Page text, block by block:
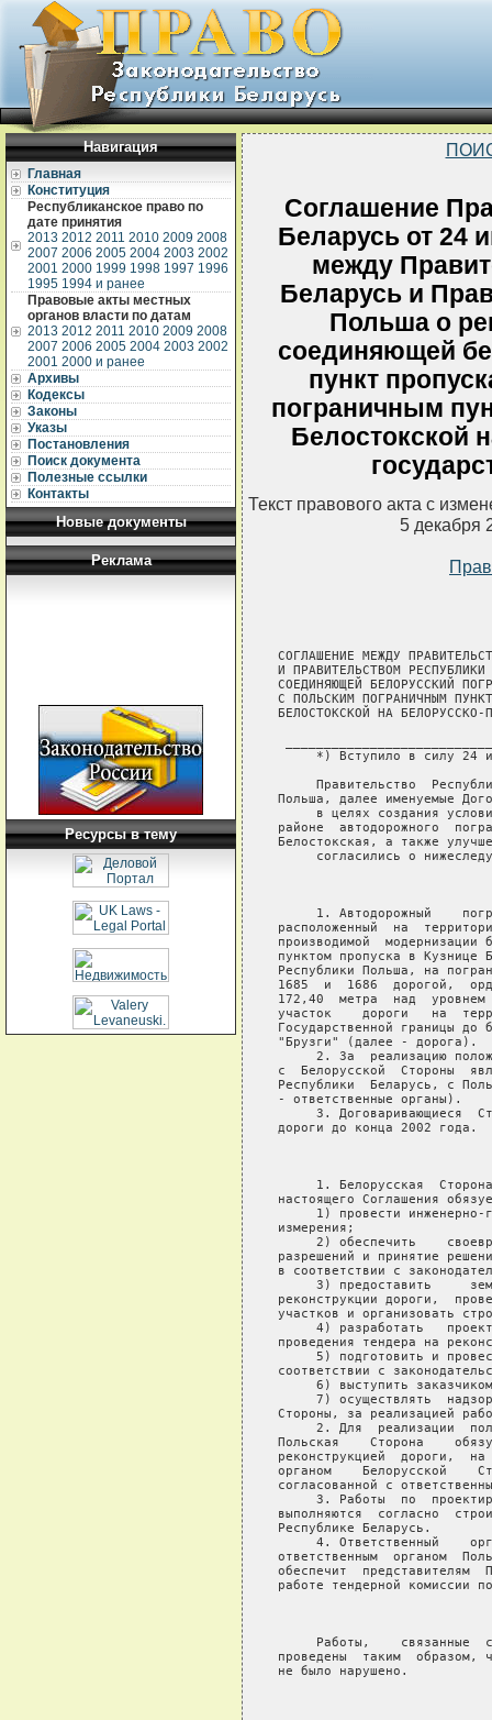
Навигация
Главная
Конституция
Республиканское право по
дате принятия
2013 2012 2011 2010 2009 2008
2007 2006 2005 2004 2003 2002
2001 2000 1999 1998 1997 1996
1995 1994 и ранее
Правовые акты местных
органов власти по датам
2013 2012 2011 2010 2009 2008
2007 2006 2005 2004 2003 2002
2001 2000 и ранее
Архивы
Кодексы
Законы
Указы
Постановления
Поиск документа
Полезные ссылки
Контакты
Новые документы
Реклама
Ресурсы в тему
Соглашение
Беларусь от 24
между
Беларусь и
Польша о
соединяющей
пункт
пограничным
Белостокской
Текст правового акта с
5 декабря
СОГЛАШЕНИЕ МЕЖДУ
И ПРАВИТЕЛЬСТВОМ
СОЕДИНЯЮЩЕЙ БЕЛОРУССКИЙ
С ПОЛЬСКИМ ПОГРАНИЧНЫМ
БЕЛОСТОКСКОЙ НА
*) Вступило в силу 24
Правительство
Польша, далее именуемые
в целях создания
районе  автодорожного
Белостокская, а также
согласились о
1. Автодорожный
расположенный  на
производимой  модернизации
пунктом пропуска в Кузнице
Республики Польша, на
1685  и  1686  дорогой,
172,40  метра  над  уровнем
участок    дороги   на
Государственной границы до
"Брузги" (далее - дорога).
2. За  реализацию
с  Белорусской  Стороны
Республики  Беларусь, с
- ответственные органы).
3. Договаривающиеся
дороги до конца 2002 года.
1. Белорусская
настоящего Соглашения
1) провести
измерения;
2) обеспечить
разрешений и принятие
в соответствии с
3) предоставить
реконструкции дороги,
участков и организовать
4) разработать
проведения тендера на
5) подготовить и
соответствии с
6) выступить
7) осуществлять
Стороны, за реализацией
2. Для  реализации
Польская    Сторона
реконструкцией  дороги,  на
органом    Белорусской
согласованной с
3. Работы  по
выполняются  согласно
Республике Беларусь.
4. Ответственный
ответственным  органом
обеспечит  представителям
работе тендерной комиссии
Работы,    связанные
проведены  таким  образом,
не было нарушено.